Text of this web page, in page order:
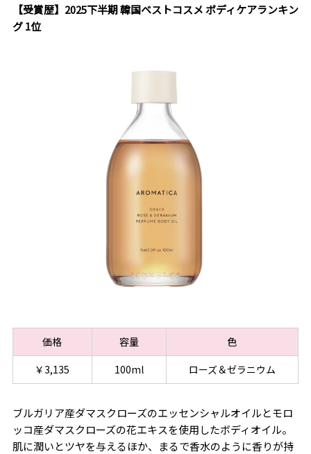
【受賞歴】2025下半期 韓国ベストコスメ ボディケアランキン
グ 1位
価格 容量
色
￥3,135
100ml ローズ＆ゼラニウム
ブルガリア産ダマスクローズのエッセンシャルオイルとモロ
ッコ産ダマスクローズの花エキスを使用したボディオイル。
肌に潤いとツヤを与えるほか、まるで香水のように香りが持